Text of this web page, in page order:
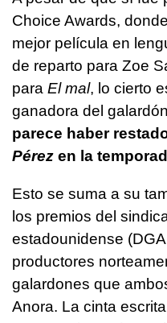
Choice Awards,
mejor película en
de reparto para Zoe
para El mal, lo cierto
ganadora del
parece haber
Pérez en la
Esto se suma a su
los premios del
estadounidense
productores
galardones que
Anora. La cinta